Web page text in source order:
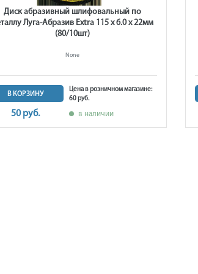
Диск абразивный шлифовальный по
Луга-Абразив Extra 115 x 6.0 x 22мм
(80/10шт)
None
В КОРЗИНУ
50 руб.
Цена в розничном магазине:
60 руб.
в наличии